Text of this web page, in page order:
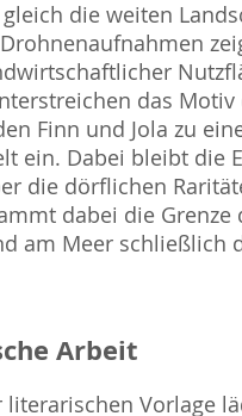
die weiten
das Motiv
Finn und Jola zu
ein. Dabei bleibt die
die dörflichen
dabei die
am Meer
Arbeit
Vorlage